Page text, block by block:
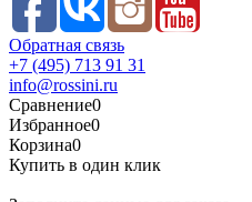
Обратная связь
+7 (495) 713 91 31
info@rossini.ru
Сравнение0
Избранное0
Корзина0
Купить в один клик